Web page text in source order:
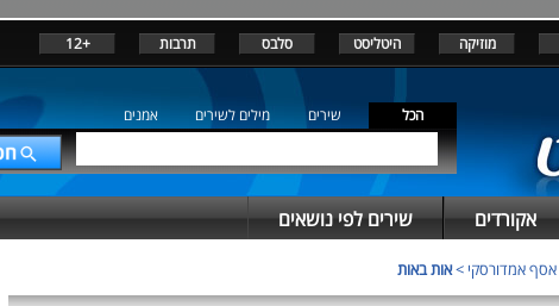
מוזיקה היטליסט סלבס תרבות +12
הכל שירים מילים לשירים אמנים
אקורדים שירים לפי נושאים
אסף אמדורסקי >אות באות